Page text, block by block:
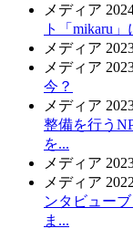
メディア
ト「mikaru
メディア
メディア
今？
メディア
整備を行う
を...
メディア
メディア
ンタビュー
ま...